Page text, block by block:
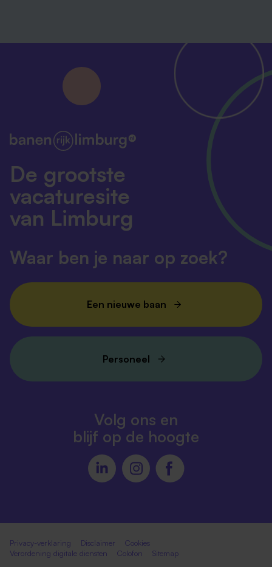
De grootste
vacaturesite
van Limburg
Waar ben je naar op zoek?
Een nieuwe baan
Personeel
Volg ons en
blijf op de hoogte
Privacy-verklaring Disclaimer
Cookies
Verordening digitale diensten
Colofon Sitemap